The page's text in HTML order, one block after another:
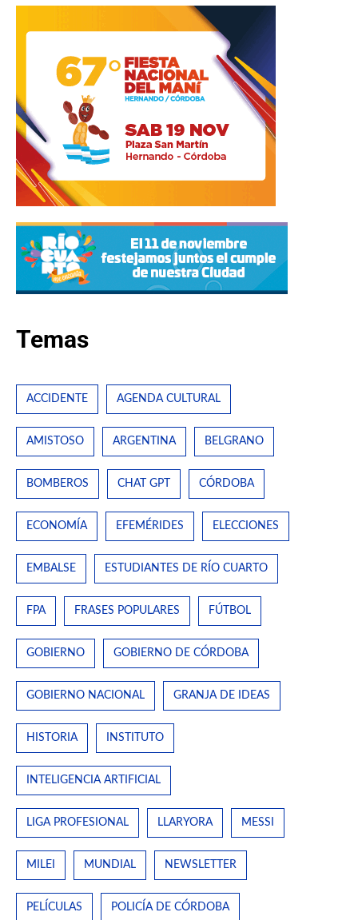
Temas
ACCIDENTE AGENDA CULTURAL
AMISTOSO ARGENTINA BELGRANO
BOMBEROS CHAT GPT CÓRDOBA
ECONOMÍA EFEMÉRIDES ELECCIONES
EMBALSE ESTUDIANTES DE RÍO CUARTO
FPA FRASES POPULARES FÚTBOL
GOBIERNO GOBIERNO DE CÓRDOBA
GOBIERNO NACIONAL GRANJA DE IDEAS
HISTORIA INSTITUTO
INTELIGENCIA ARTIFICIAL
LIGA PROFESIONAL LLARYORA MESSI
MILEI MUNDIAL NEWSLETTER
PELÍCULAS POLICÍA DE CÓRDOBA